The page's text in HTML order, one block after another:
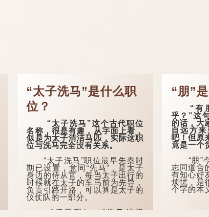
“太子洗马”是什么职
位？
“太子洗马”这个古代职位
名称，很是有趣，从字面上看，
似是为太子清洁马匹，实际这职
位与洗马完全没有关系。
“太子洗马”职位最早先秦时
期已设置，意同“先马”，是太子
身边的侍从官，每当太子出行的
时候就在太子的车马前为先导，
负责引路开路，可以算是太子的
仪仗队的一部分。
《问玉珉》：“洗马进贤
“朋”
“有朋
乎？”这
的话，大
自远方
吧！但原
竟是一个
“朋”今
志同道合
有知心好
烦忧，是
个字的本